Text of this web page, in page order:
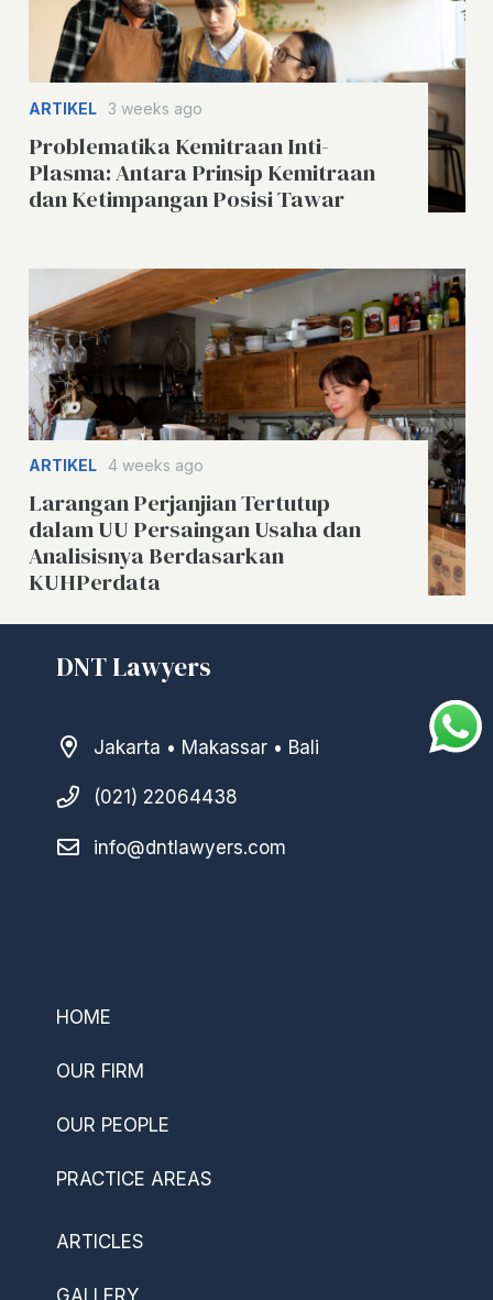
ARTIKEL 3 weeks ago
Problematika Kemitraan Inti-
Plasma: Antara Prinsip Kemitraan
dan Ketimpangan Posisi Tawar
ARTIKEL 4 weeks ago
Larangan Perjanjian Tertutup
dalam UU Persaingan Usaha dan
Analisisnya Berdasarkan
KUHPerdata
DNT Lawyers
Jakarta • Makassar • Bali
(021) 22064438
info@dntlawyers.com
HOME
OUR FIRM
OUR PEOPLE
PRACTICE AREAS
ARTICLES